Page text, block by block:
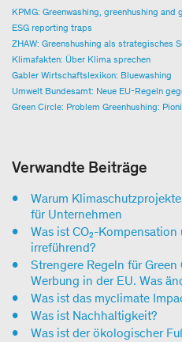
KPMG: Greenwashing, greenhushing
ESG reporting traps
ZHAW: Greenshushing als strategisches
Klimafakten: Über Klima sprechen
Gabler Wirtschaftslexikon: Bluewashing
Umwelt Bundesamt: Neue EU-Regeln
​​​​​​​Green Circle: Problem Greenhushing:
Verwandte Beiträge
Warum
für Unternehmen
Was ist CO₂-
irreführend?
Strengere Regeln für
Werbung in der EU. Was
Was ist das myclimate
Was ist Nachhaltigkeit?
Was ist der ökologischer